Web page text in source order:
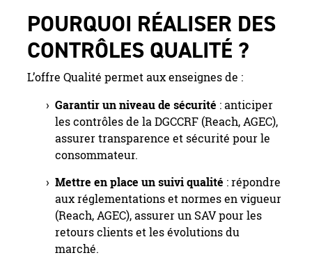
POURQUOI RÉALISER DES
CONTRÔLES QUALITÉ ?
L’offre Qualité permet aux enseignes de :
Garantir un niveau de sécurité : anticiper
les contrôles de la DGCCRF (Reach, AGEC),
assurer transparence et sécurité pour le
consommateur.
Mettre en place un suivi qualité : répondre
aux réglementations et normes en vigueur
(Reach, AGEC), assurer un SAV pour les
retours clients et les évolutions du
marché.